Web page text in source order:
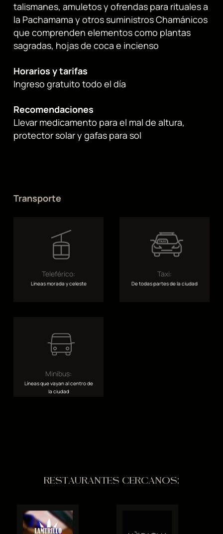
talismanes, amuletos y ofrendas para rituales a
la Pachamama y otros suministros Chamánicos
que comprenden elementos como plantas
sagradas, hojas de coca e incienso
Horarios y tarifas
Ingreso gratuito todo el día
Recomendaciones
Llevar medicamento para el mal de altura,
protector solar y gafas para sol
Transporte
Teleférico:
Líneas morada y celeste
Taxi:
De todas partes de la ciudad
Minibus:
Líneas que vayan al centro de
la ciudad
RESTAURANTES CERCANOS: